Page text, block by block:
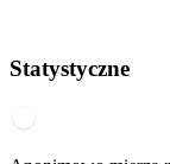
Statystyczne